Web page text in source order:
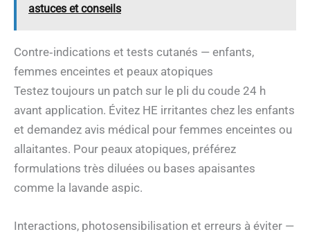
astuces et conseils
Contre‑indications et tests cutanés — enfants,
femmes enceintes et peaux atopiques
Testez toujours un patch sur le pli du coude 24 h
avant application. Évitez HE irritantes chez les enfants
et demandez avis médical pour femmes enceintes ou
allaitantes. Pour peaux atopiques, préférez
formulations très diluées ou bases apaisantes
comme la lavande aspic.
Interactions, photosensibilisation et erreurs à éviter —